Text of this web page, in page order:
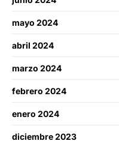
mayo 2024
abril 2024
marzo 2024
febrero 2024
enero 2024
diciembre 2023